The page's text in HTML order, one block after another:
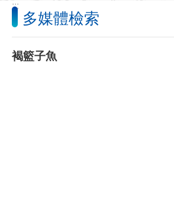
:::
多媒體檢索
褐籃子魚